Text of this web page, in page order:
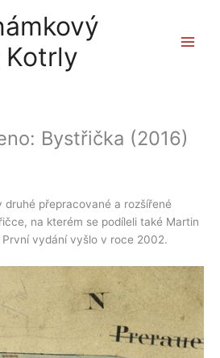
Kotrly
Bystřička (2016)
druhé přepracované a rozšířené
na kterém se podíleli také Martin
První vydání vyšlo v roce 2002.